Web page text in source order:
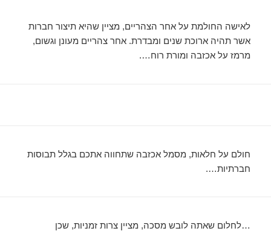
לאישה החולמת על אחר הצהריים, מציין שהיא תיצור חברות
אשר תהיה ארוכת שנים ומבדרת. אחר צהריים מעונן וגשום,
מרמז על אכזבה ומורת רוח….
חולם על חלאות, מסמל אכזבה שתחווה אתכם בגלל תבוסות
חברתיות….
…לחלום שאתה לובש מסכה, מציין צרות זמניות, שכן